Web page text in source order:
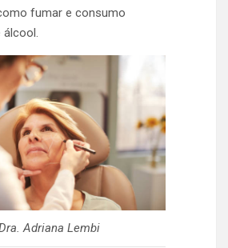
fumar e consumo
álcool.
Adriana Lembi